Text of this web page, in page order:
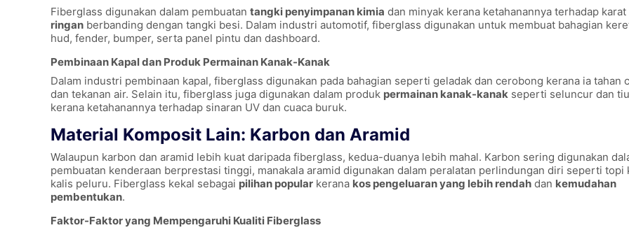
Fiberglass digunakan dalam pembuatan tangki penyimpanan kimia dan minyak kerana ketahanannya terhadap
ringan berbanding dengan tangki besi. Dalam industri automotif, fiberglass digunakan untuk membuat bahagian
hud, fender, bumper, serta panel pintu dan dashboard.
Pembinaan Kapal dan Produk Permainan Kanak-Kanak
Dalam industri pembinaan kapal, fiberglass digunakan pada bahagian seperti geladak dan cerobong kerana ia tahan
dan tekanan air. Selain itu, fiberglass juga digunakan dalam produk permainan kanak-kanak seperti seluncur dan
kerana ketahanannya terhadap sinaran UV dan cuaca buruk.
Material Komposit Lain: Karbon dan Aramid
Walaupun karbon dan aramid lebih kuat daripada fiberglass, kedua-duanya lebih mahal. Karbon sering digunakan
pembuatan kenderaan berprestasi tinggi, manakala aramid digunakan dalam peralatan perlindungan diri seperti topi
kalis peluru. Fiberglass kekal sebagai pilihan popular kerana kos pengeluaran yang lebih rendah dan kemudahan
pembentukan.
Faktor-Faktor yang Mempengaruhi Kualiti Fiberglass